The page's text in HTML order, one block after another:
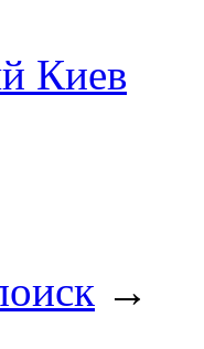
Киев
→